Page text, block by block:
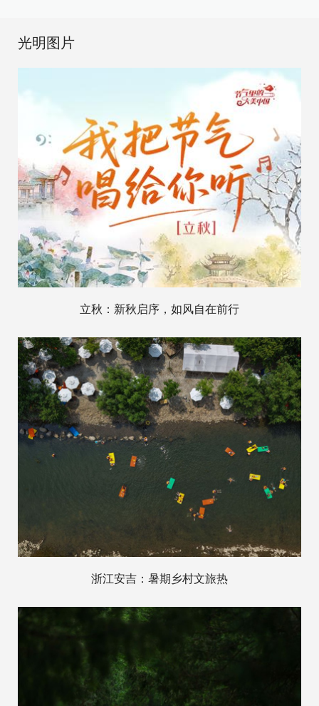
光明图片
立秋：新秋启序，如风自在前行
浙江安吉：暑期乡村文旅热